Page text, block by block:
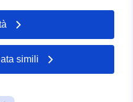
von Gebieten,
Orten,
Vororten,
simili